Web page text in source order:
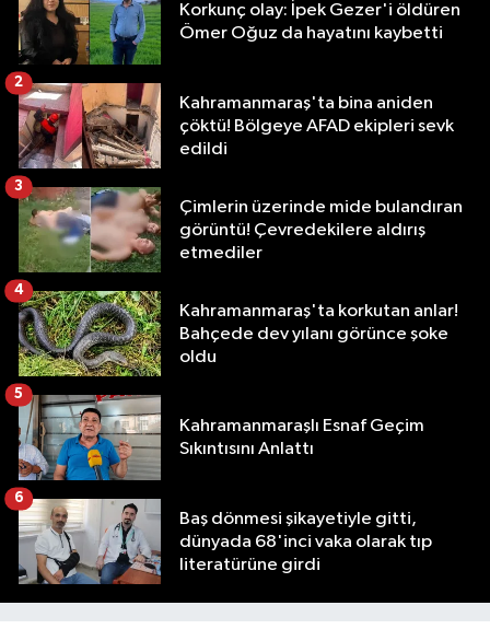
Korkunç olay: İpek Gezer'i öldüren
Ömer Oğuz da hayatını kaybetti
Kahramanmaraş'ta bina aniden
çöktü! Bölgeye AFAD ekipleri sevk
edildi
2
Çimlerin üzerinde mide bulandıran
görüntü! Çevredekilere aldırış
etmediler
3
Kahramanmaraş'ta korkutan anlar!
Bahçede dev yılanı görünce şoke
oldu
4
Kahramanmaraşlı Esnaf Geçim
Sıkıntısını Anlattı
5
Baş dönmesi şikayetiyle gitti,
dünyada 68'inci vaka olarak tıp
literatürüne girdi
6